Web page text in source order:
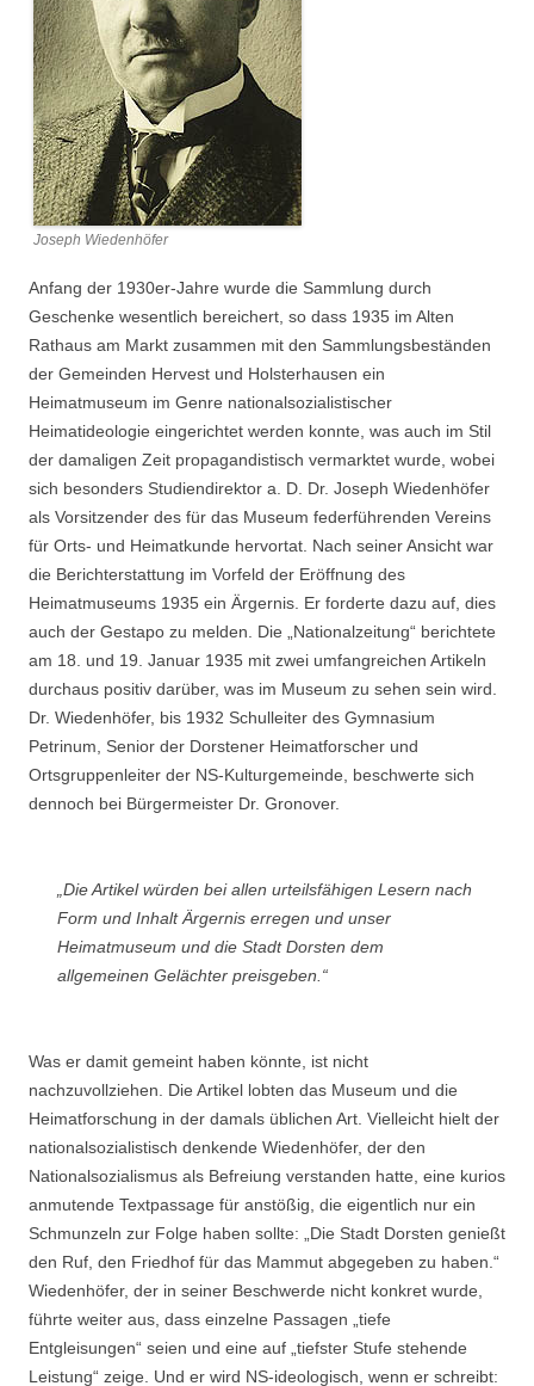
Joseph Wiedenhöfer
Anfang der 1930er-Jahre wurde die Sammlung durch
Geschenke wesentlich bereichert, so dass 1935 im Alten
Rathaus am Markt zusammen mit den Sammlungsbeständen
der Gemeinden Hervest und Holsterhausen ein
Heimatmuseum im Genre nationalsozialistischer
Heimatideologie eingerichtet werden konnte, was auch im Stil
der damaligen Zeit propagandistisch vermarktet wurde, wobei
sich besonders Studiendirektor a. D. Dr. Joseph Wiedenhöfer
als Vorsitzender des für das Museum federführenden Vereins
für Orts- und Heimatkunde hervortat. Nach seiner Ansicht war
die Berichterstattung im Vorfeld der Eröffnung des
Heimatmuseums 1935 ein Ärgernis. Er forderte dazu auf, dies
auch der Gestapo zu melden. Die „Nationalzeitung“ berichtete
am 18. und 19. Januar 1935 mit zwei umfangreichen Artikeln
durchaus positiv darüber, was im Museum zu sehen sein wird.
Dr. Wiedenhöfer, bis 1932 Schulleiter des Gymnasium
Petrinum, Senior der Dorstener Heimatforscher und
Ortsgruppenleiter der NS-Kulturgemeinde, beschwerte sich
dennoch bei Bürgermeister Dr. Gronover.
„Die Artikel würden bei allen urteilsfähigen Lesern nach
Form und Inhalt Ärgernis erregen und unser
Heimatmuseum und die Stadt Dorsten dem
allgemeinen Gelächter preisgeben.“
Was er damit gemeint haben könnte, ist nicht
nachzuvollziehen. Die Artikel lobten das Museum und die
Heimatforschung in der damals üblichen Art. Vielleicht hielt der
nationalsozialistisch denkende Wiedenhöfer, der den
Nationalsozialismus als Befreiung verstanden hatte, eine kurios
anmutende Textpassage für anstößig, die eigentlich nur ein
Schmunzeln zur Folge haben sollte: „Die Stadt Dorsten genießt
den Ruf, den Friedhof für das Mammut abgegeben zu haben.“
Wiedenhöfer, der in seiner Beschwerde nicht konkret wurde,
führte weiter aus, dass einzelne Passagen „tiefe
Entgleisungen“ seien und eine auf „tiefster Stufe stehende
Leistung“ zeige. Und er wird NS-ideologisch, wenn er schreibt: